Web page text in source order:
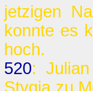
jetzigen
konnte es
hoch.
520: